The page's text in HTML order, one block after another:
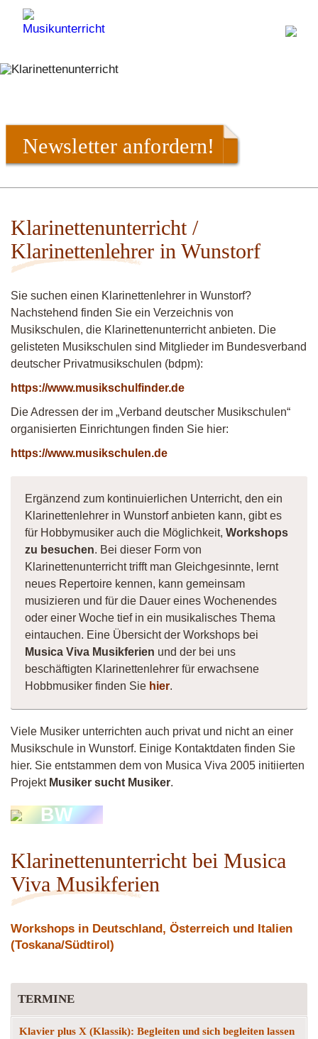
Newsletter anfordern!
Klarinettenunterricht /
Klarinettenlehrer in Wunstorf
Sie suchen einen Klarinettenlehrer in Wunstorf?
Nachstehend finden Sie ein Verzeichnis von
Musikschulen, die Klarinettenunterricht anbieten. Die
gelisteten Musikschulen sind Mitglieder im Bundesverband
deutscher Privatmusikschulen (bdpm):
https://www.musikschulfinder.de
Die Adressen der im „Verband deutscher Musikschulen“
organisierten Einrichtungen finden Sie hier:
https://www.musikschulen.de
Ergänzend zum kontinuierlichen Unterricht, den ein
Klarinettenlehrer in Wunstorf anbieten kann, gibt es
für Hobbymusiker auch die Möglichkeit, Workshops
zu besuchen. Bei dieser Form von
Klarinettenunterricht trifft man Gleichgesinnte, lernt
neues Repertoire kennen, kann gemeinsam
musizieren und für die Dauer eines Wochenendes
oder einer Woche tief in ein musikalisches Thema
eintauchen. Eine Übersicht der Workshops bei
Musica Viva Musikferien und der bei uns
beschäftigten Klarinettenlehrer für erwachsene
Hobbmusiker finden Sie hier.
Viele Musiker unterrichten auch privat und nicht an einer
Musikschule in Wunstorf. Einige Kontaktdaten finden Sie
hier. Sie entstammen dem von Musica Viva 2005 initiierten
Projekt Musiker sucht Musiker.
BW
Klarinettenunterricht bei Musica
Viva Musikferien
Workshops in Deutschland, Österreich und Italien
(Toskana/Südtirol)
TERMINE
Klavier plus X (Klassik): Begleiten und sich begleiten lassen